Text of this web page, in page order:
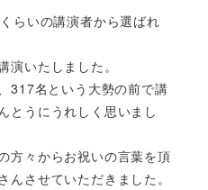
らいの講演者から選ばれ
演いたしました。
317名という大勢の前で講
とうにうれしく思いまし
方々からお祝いの言葉を頂
させていただきました。